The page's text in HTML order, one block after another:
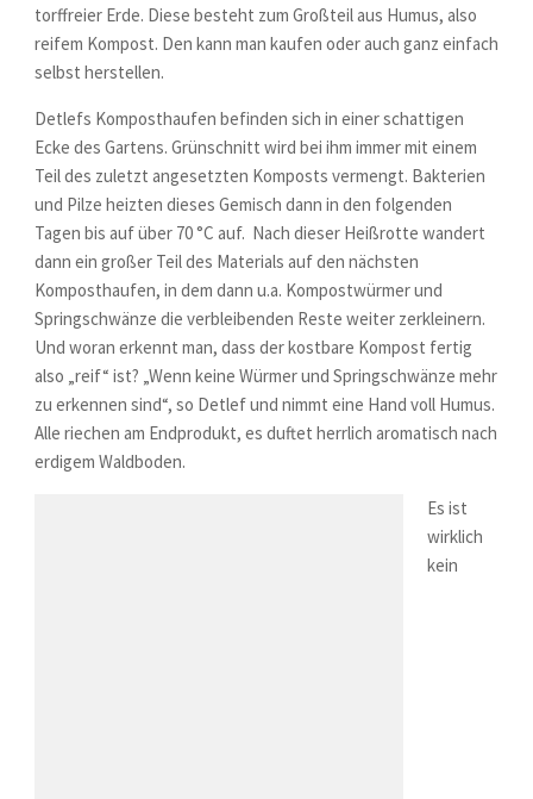
torffreier Erde. Diese besteht zum Großteil aus Humus, also
reifem Kompost. Den kann man kaufen oder auch ganz einfach
selbst herstellen.
Detlefs Komposthaufen befinden sich in einer schattigen
Ecke des Gartens. Grünschnitt wird bei ihm immer mit einem
Teil des zuletzt angesetzten Komposts vermengt. Bakterien
und Pilze heizten dieses Gemisch dann in den folgenden
Tagen bis auf über 70 °C auf. Nach dieser Heißrotte wandert
dann ein großer Teil des Materials auf den nächsten
Komposthaufen, in dem dann u.a. Kompostwürmer und
Springschwänze die verbleibenden Reste weiter zerkleinern.
Und woran erkennt man, dass der kostbare Kompost fertig
also „reif“ ist? „Wenn keine Würmer und Springschwänze mehr
zu erkennen sind“, so Detlef und nimmt eine Hand voll Humus.
Alle riechen am Endprodukt, es duftet herrlich aromatisch nach
erdigem Waldboden.
Es ist
wirklich
kein